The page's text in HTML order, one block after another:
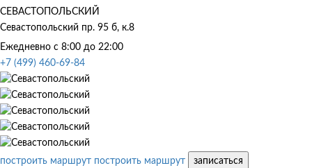
СЕВАСТОПОЛЬСКИЙ
Севастопольский пр. 95 б, к.8
Ежедневно с 8:00 до 22:00
+7 (499) 460-69-84
построить маршрут построить маршрут
записаться